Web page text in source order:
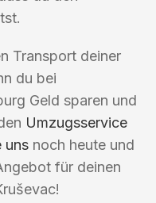
Transport deiner
du bei
Geld sparen und
Umzugsservice
uns noch heute und
für deinen